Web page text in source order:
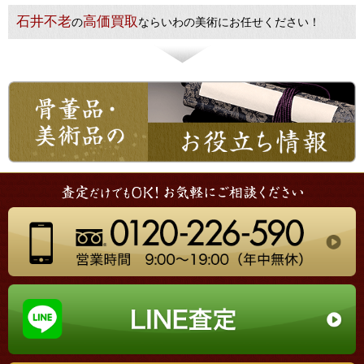
石井不老の高価買取ならいわの美術にお任せください！